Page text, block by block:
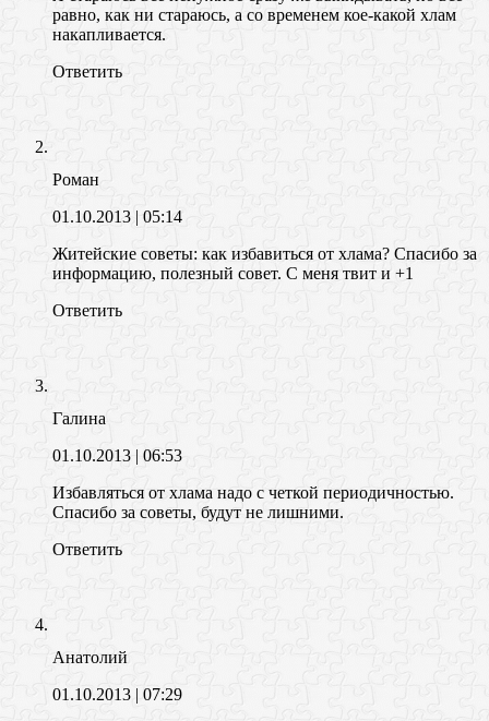
равно, как ни стараюсь, а со временем кое-какой хлам
накапливается.
Ответить
Роман
01.10.2013 | 05:14
Житейские советы: как избавиться от хлама? Спасибо за
информацию, полезный совет. С меня твит и +1
Ответить
Галина
01.10.2013 | 06:53
Избавляться от хлама надо с четкой периодичностью.
Спасибо за советы, будут не лишними.
Ответить
Анатолий
01.10.2013 | 07:29